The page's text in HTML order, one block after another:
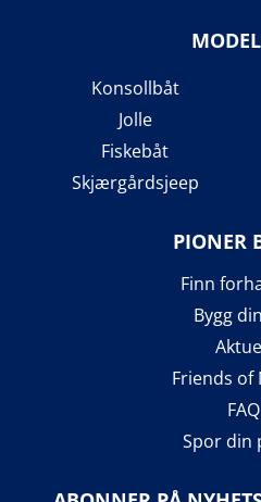
Konsollbåt
Jolle
Fiskebåt
Skjærgårdsjeep
PIONER
Finn
Bygg
Friends of
FAQ
Spor din